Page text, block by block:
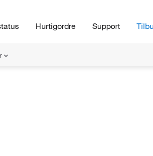
Hurtigordre Support